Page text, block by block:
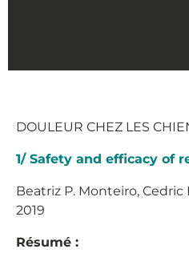
DOULEUR CHEZ LES
1/ Safety and efficacy of
Beatriz P. Monteiro, Cedric
2019
Résumé :